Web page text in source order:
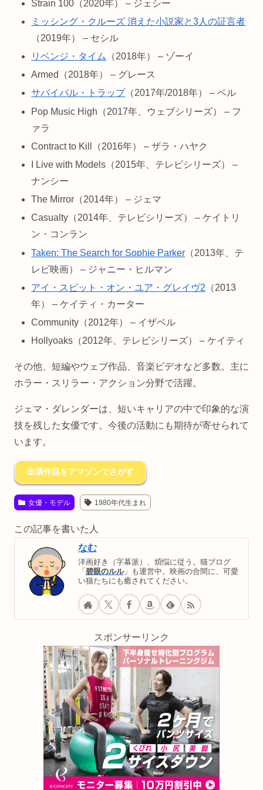
Strain 100（2020年） – ジェシー
ミッシング・クルーズ 消えた小説家と3人の証言者
（2019年） – セシル
リベンジ・タイム
（2018年） – ゾーイ
Armed（2018年） – グレース
サバイバル・トラップ（2017年/2018年） – ベル
Pop Music High（2017年、ウェブシリーズ） – フ
ァラ
Contract to Kill（2016年） – ザラ・ハヤク
I Live with Models（2015年、テレビシリーズ） –
ナンシー
The Mirror（2014年） – ジェマ
Casualty（2014年、テレビシリーズ） – ケイトリ
ン・コンラン
Taken: The Search for Sophie Parker （2013年、テ
レビ映画） – ジャニー・ヒルマン
アイ・スピット・オン・ユア・グレイヴ2 （2013
年） – ケイティ・カーター
Community（2012年） – イザベル
Hollyoaks（2012年、テレビシリーズ） – ケイティ
その他、短編やウェブ作品、音楽ビデオなど多数。主に
ホラー・スリラー・アクション分野で活躍。
ジェマ・ダレンダーは、短いキャリアの中で印象的な演
技を残した女優です。今後の活動にも期待が寄せられて
います。
出演作品をアマゾンでさがす
女優・モデル 1980年代生まれ
この記事を書いた人
なむ
洋画好き（字幕派）、煩悩に従う。猫ブログ
「 碧眼のルル」も運営中。映画の合間に、可愛
い猫たちにも癒されてください。
スポンサーリンク